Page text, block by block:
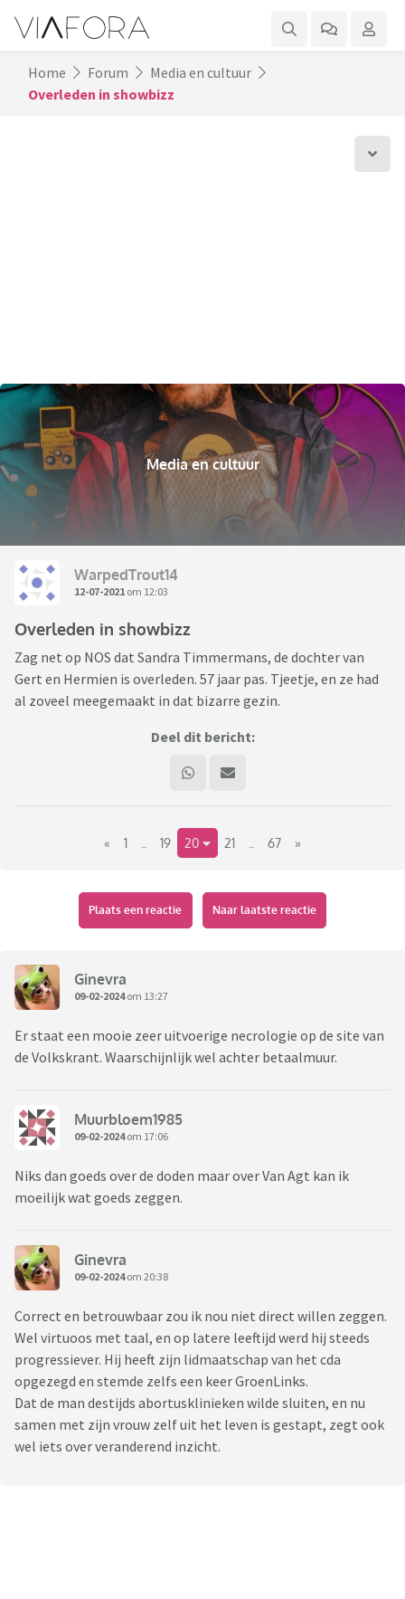
Home Forum
Media en cultuur
Overleden in showbizz
Media en cultuur
WarpedTrout14
12-07-2021 om 12:03
Overleden in showbizz
Zag net op NOS dat Sandra Timmermans, de dochter van
Gert en Hermien is overleden. 57 jaar pas. Tjeetje, en ze had
al zoveel meegemaakt in dat bizarre gezin.
Deel dit bericht:
« 1 19 20 21 67 »
Plaats een reactie Naar laatste reactie
Ginevra
09-02-2024om 13:27
Er staat een mooie zeer uitvoerige necrologie op de site van
de Volkskrant. Waarschijnlijk wel achter betaalmuur.
Muurbloem1985
09-02-2024om 17:06
Niks dan goeds over de doden maar over Van Agt kan ik
moeilijk wat goeds zeggen.
Ginevra
09-02-2024om 20:38
Correct en betrouwbaar zou ik nou niet direct willen zeggen.
Wel virtuoos met taal, en op latere leeftijd werd hij steeds
progressiever. Hij heeft zijn lidmaatschap van het cda
opgezegd en stemde zelfs een keer GroenLinks.
Dat de man destijds abortusklinieken wilde sluiten, en nu
samen met zijn vrouw zelf uit het leven is gestapt, zegt ook
wel iets over veranderend inzicht.